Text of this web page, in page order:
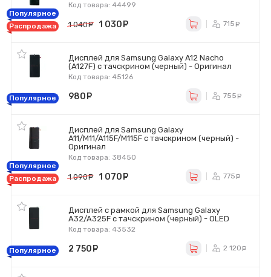
Код товара: 44499
Популярное
Распродажа
1 040 руб.
1 030 715
Дисплей для Samsung Galaxy A12 Nacho
(A127F) с тачскрином (черный) - Оригинал
Код товара: 45126
Популярное 980 755
Дисплей для Samsung Galaxy
A11/M11/A115F/M115F с тачскрином (черный) -
Оригинал
Код товара: 38450
Популярное
Распродажа
1 090 руб.
1 070 775
Дисплей с рамкой для Samsung Galaxy
A32/A325F с тачскрином (черный) - OLED
Код товара: 43532
Популярное 2 750 2 120